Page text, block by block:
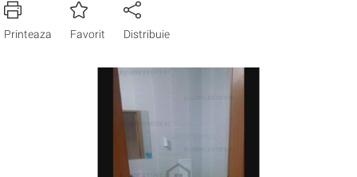
Printeaza Favorit Distribuie